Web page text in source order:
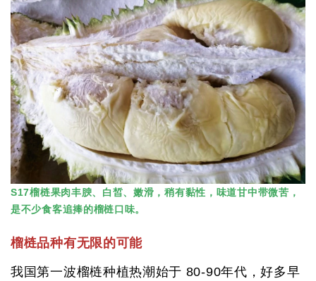
S17榴梿果肉丰腴、白皙、嫩滑，稍有黏性，味道甘中带微苦，
是不少食客追捧的榴梿口味。
榴梿品种有无限的可能
我国第一波榴梿种植热潮始于 80-90年代，好多早